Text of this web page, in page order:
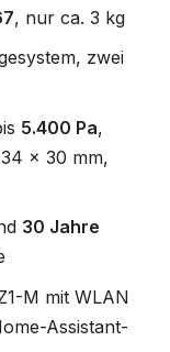
, nur ca. 3 kg
zwei
5.400 Pa,
x 30 mm,
30 Jahre
M mit WLAN
Assistant-